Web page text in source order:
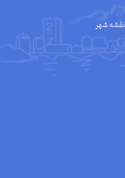
نقشه شهر